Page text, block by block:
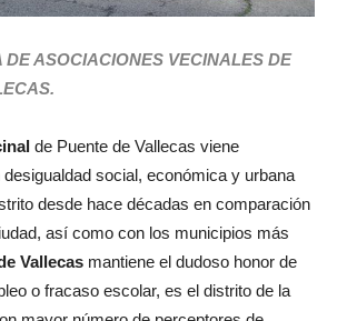
ASOCIACIONES VECINALES DE
de Puente de Vallecas viene
social, económica y urbana
desde hace décadas en comparación
así como con los municipios más
Vallecas mantiene el dudoso honor de
o fracaso escolar, es el distrito de la